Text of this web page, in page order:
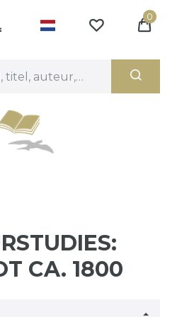
0
CA. 1800